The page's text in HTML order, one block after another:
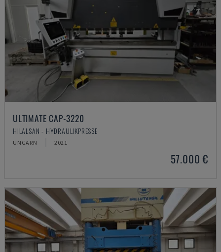
ULTIMATE CAP-3220
HILALSAN - HYDRAULIKPRESSE
UNGARN 2021
57.000 €